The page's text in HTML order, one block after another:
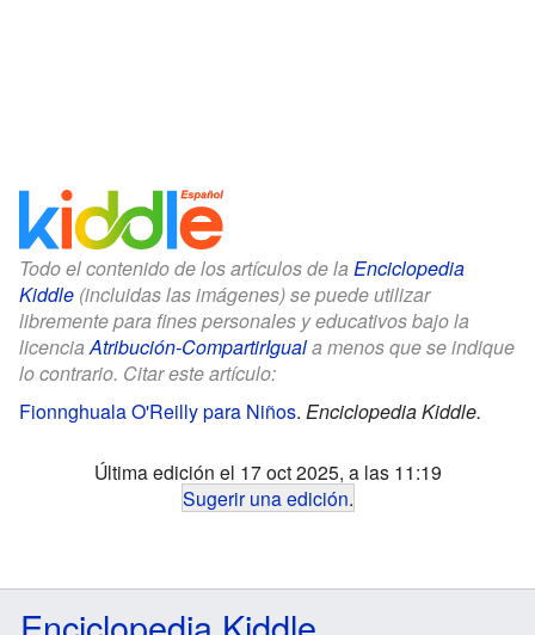
Todo el contenido de los artículos de la Enciclopedia
Kiddle (incluidas las imágenes) se puede utilizar
libremente para fines personales y educativos bajo la
licenciaAtribución-CompartirIguala menos que se indique
lo contrario. Citar este artículo:
Fionnghuala O'Reilly para Niños. Enciclopedia Kiddle.
Última edición el 17 oct 2025, a las 11:19
Sugerir una edición.